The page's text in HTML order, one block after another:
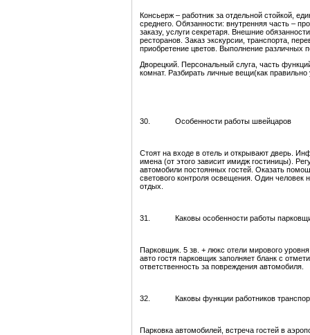
Консьерж – работник за отдельной стойкой,
среднего. Обязанности: внутренняя часть –
заказу, услуги секретаря. Внешние
ресторанов. Заказ экскурсии, транспорта,
приобретение цветов. Выполнение различных
Дворецкий. Персональный слуга, часть
комнат. Разбирать личные вещи(как
30. Особенности работы швейцаров
Стоят на входе в отель и открывают дверь.
имена (от этого зависит имидж гостиницы).
автомобили постоянных гостей. Оказать
светового контроля освещения. Один
отдых.
31. Каковы особенности работы
Парковщик. 5 зв. + люкс отели мирового
авто гостя парковщик заполняет бланк с
ответственность за повреждения автомобиля.
32. Каковы функции работников
Парковка автомобилей, встреча гостей в